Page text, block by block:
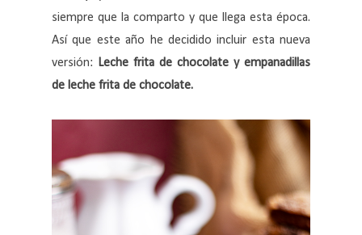
siempre que la comparto y que llega esta época.
Así que este año he decidido incluir esta nueva
versión:
Leche frita de chocolate y empanadillas
de leche frita de chocolate.